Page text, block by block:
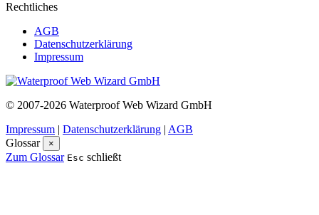
Rechtliches
AGB
Datenschutzerklärung
Impressum
© 2007-2026 Waterproof Web Wizard GmbH
Impressum | Datenschutzerklärung | AGB
Glossar
×
Zum Glossar Esc schließt